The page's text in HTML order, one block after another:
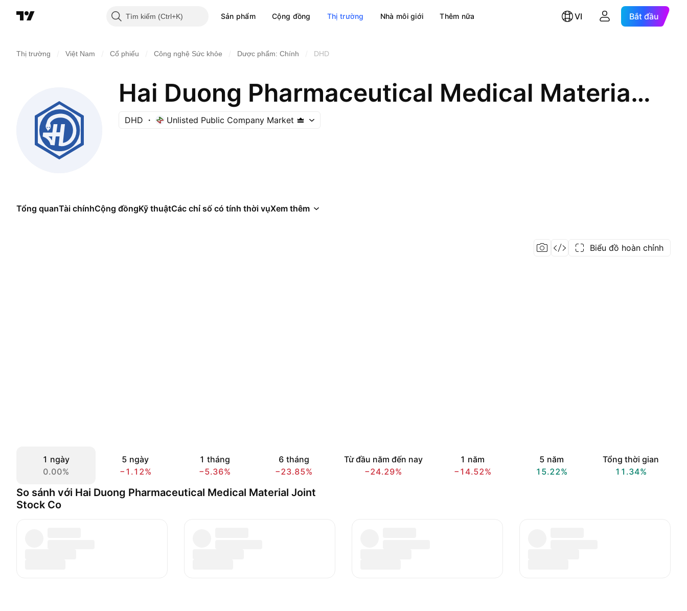
Tìm kiếm Sản phẩm Cộng đồng Thị trường Nhà môi giới Thêm nữa VI Bắt đầu
Thị trường Việt Nam Cổ phiếu Công nghệ Sức khỏe Dược phẩm: Chính DHD
Hai Duong Pharmaceutical Medical Material Joint Stock Co
DHD Unlisted Public Company Market
Tổng quanTài chínhCộng đồngKỹ thuậtCác chỉ số có tính thời vụXem thêm
Biểu đồ hoàn chỉnh
1 ngày
0.00%
5 ngày
−1.12%
1 tháng
−5.36%
6 tháng
−23.85%
Từ đầu năm đến nay
−24.29%
1 năm
−14.52%
5 năm
15.22%
Tổng thời gian
11.34%
So sánh với Hai Duong Pharmaceutical Medical Material Joint
Stock Co